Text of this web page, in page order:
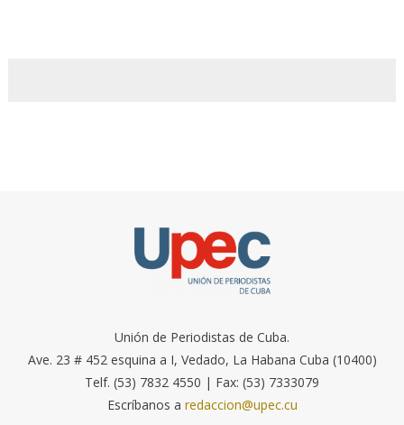
Unión de Periodistas de Cuba.
Ave. 23 # 452 esquina a I, Vedado, La Habana Cuba (10400)
Telf. (53) 7832 4550 | Fax: (53) 7333079
Escríbanos a redaccion@upec.cu